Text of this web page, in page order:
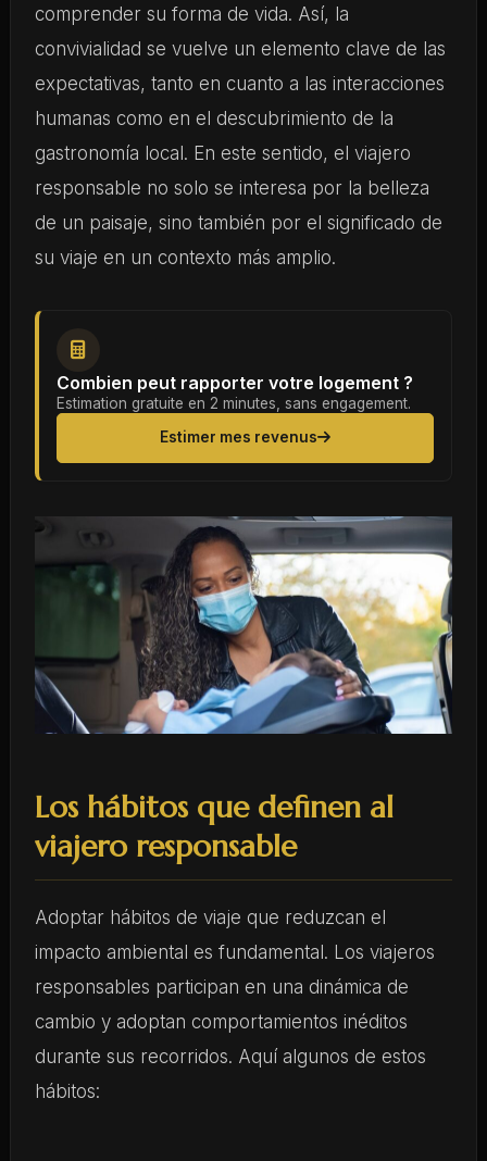
comprender su forma de vida. Así, la
convivialidad se vuelve un elemento clave de las
expectativas, tanto en cuanto a las interacciones
humanas como en el descubrimiento de la
gastronomía local. En este sentido, el viajero
responsable no solo se interesa por la belleza
de un paisaje, sino también por el significado de
su viaje en un contexto más amplio.
Combien peut rapporter votre logement ?
Estimation gratuite en 2 minutes, sans engagement.
Estimer mes revenus
Los hábitos que definen al
viajero responsable
Adoptar hábitos de viaje que reduzcan el
impacto ambiental es fundamental. Los viajeros
responsables participan en una dinámica de
cambio y adoptan comportamientos inéditos
durante sus recorridos. Aquí algunos de estos
hábitos: